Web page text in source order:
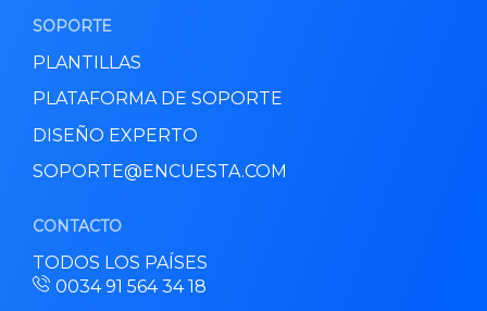
SOPORTE
PLANTILLAS
PLATAFORMA DE SOPORTE
DISEÑO EXPERTO
SOPORTE@ENCUESTA.COM
CONTACTO
TODOS LOS PAÍSES
0034 91 564 34 18